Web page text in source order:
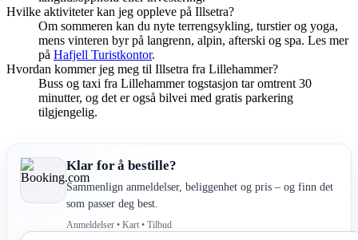
Hvilke aktiviteter kan jeg oppleve på Illsetra?
Om sommeren kan du nyte terrengsykling, turstier og yoga,
mens vinteren byr på langrenn, alpin, afterski og spa. Les mer
på Hafjell Turistkontor.
Hvordan kommer jeg meg til Illsetra fra Lillehammer?
Buss og taxi fra Lillehammer togstasjon tar omtrent 30
minutter, og det er også bilvei med gratis parkering
tilgjengelig.
Klar for å bestille?
Sammenlign anmeldelser, beliggenhet og pris – og finn det
som passer deg best.
Anmeldelser • Kart • Tilbud